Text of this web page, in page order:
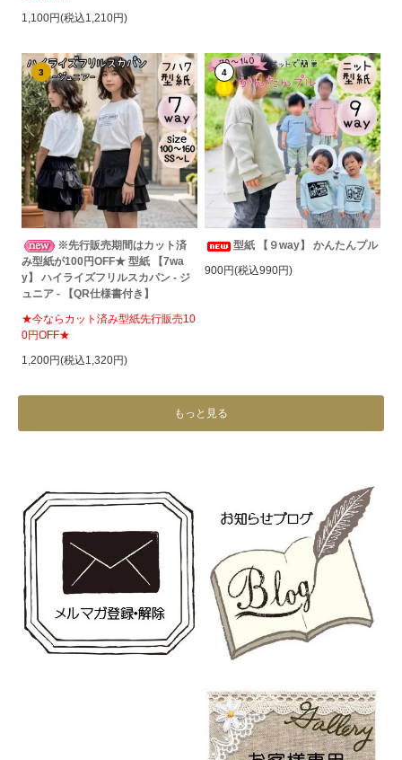
1,100円(税込1,210円)
3
※先行販売期間はカット済
み型紙が100円OFF★ 型紙 【7wa
y】 ハイライズフリルスカパン - ジ
ュニア - 【QR仕様書付き】
★今ならカット済み型紙先行販売10
0円OFF★
1,200円(税込1,320円)
4
型紙 【９way】 かんたんプル
900円(税込990円)
もっと見る